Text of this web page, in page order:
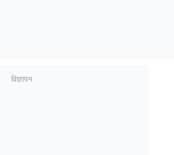
विज्ञापन